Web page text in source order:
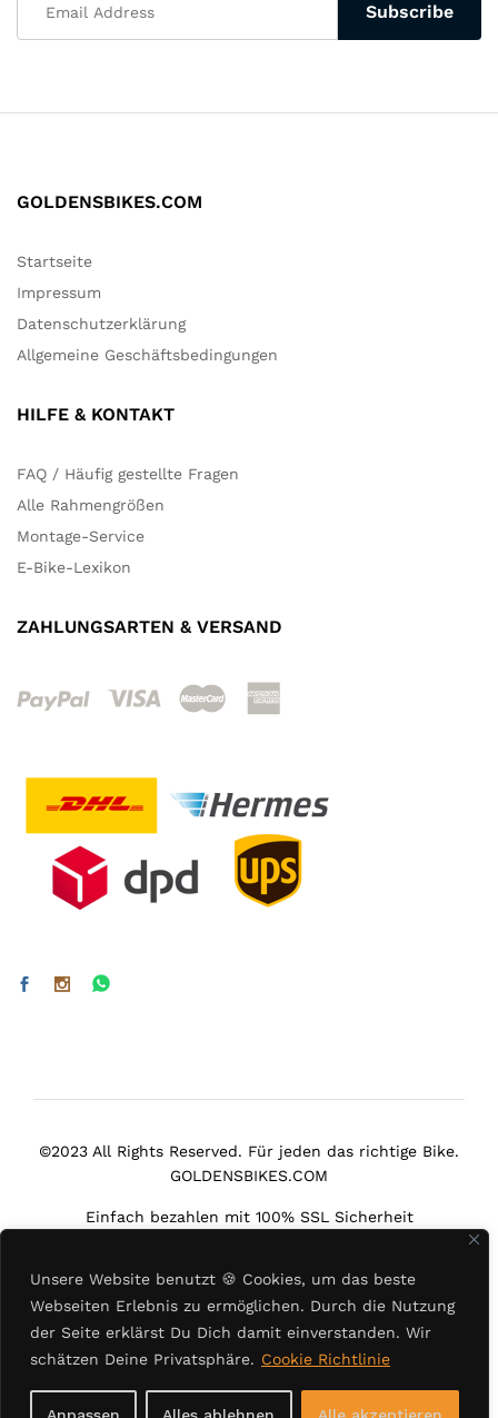
Unsere Website benutzt 🍪 Cookies, um das beste
Webseiten Erlebnis zu ermöglichen. Durch die Nutzung
der Seite erklärst Du Dich damit einverstanden. Wir
schätzen Deine Privatsphäre. Cookie Richtlinie
GOLDENSBIKES.COM
Startseite
Impressum
Datenschutzerklärung
Allgemeine Geschäftsbedingungen
HILFE & KONTAKT
FAQ / Häufig gestellte Fragen
Alle Rahmengrößen
Montage-Service
E-Bike-Lexikon
ZAHLUNGSARTEN & VERSAND
©2023 All Rights Reserved. Für jeden das richtige Bike.
GOLDENSBIKES.COM
Einfach bezahlen mit 100% SSL Sicherheit
Select at least 2 products
to compare